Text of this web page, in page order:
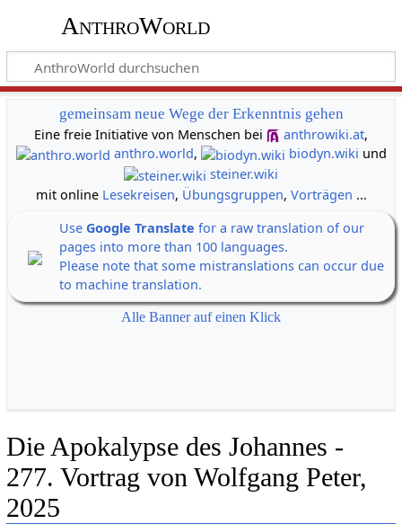
AnthroWorld
gemeinsam neue Wege der Erkenntnis gehen
Eine freie Initiative von Menschen bei
anthrowiki.at,
anthro.world, biodyn.wiki und
steiner.wiki
mit online Lesekreisen, Übungsgruppen, Vorträgen ...
Use Google Translate for a raw translation of our
pages into more than 100 languages.
Please note that some mistranslations can occur due
to machine translation.
Alle Banner auf einen Klick
Die Apokalypse des Johannes -
277. Vortrag von Wolfgang Peter,
2025